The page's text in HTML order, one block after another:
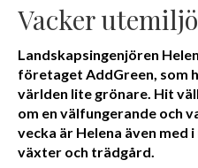
Vacker
Landskapsingenjören
företaget AddGreen, som
världen lite grönare. Hit
om en välfungerande och
vecka är Helena även
växter och trädgård.